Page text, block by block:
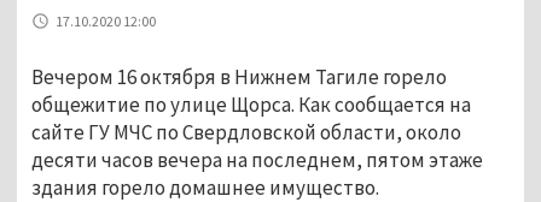
17.10.2020 12:00
Вечером 16 октября в Нижнем Тагиле горело
общежитие по улице Щорса. Как сообщается на
сайте ГУ МЧС по Свердловской области, около
десяти часов вечера на последнем, пятом этаже
здания горело домашнее имущество.